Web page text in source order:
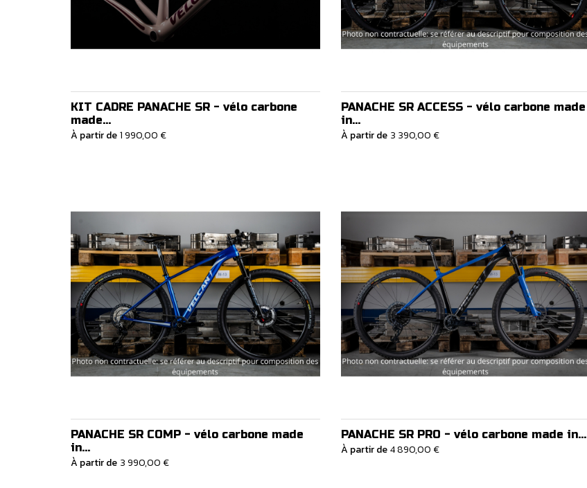
KIT CADRE PANACHE SR - vélo carbone
made...
À partir de1 990,00 €
PANACHE SR ACCESS - vélo carbone made
in...
À partir de 3 390,00 €
PANACHE SR COMP - vélo carbone made
in...
À partir de 3 990,00 €
PANACHE SR PRO - vélo carbone made in...
À partir de4 890,00 €